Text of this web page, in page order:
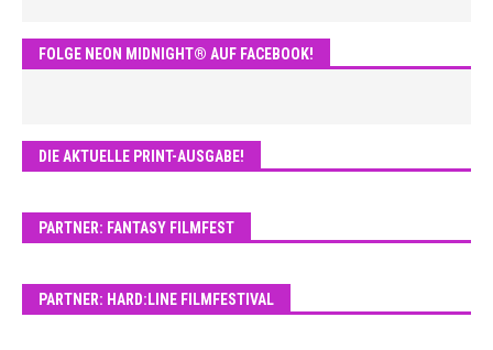
FOLGE NEON MIDNIGHT® AUF FACEBOOK!
DIE AKTUELLE PRINT-AUSGABE!
PARTNER: FANTASY FILMFEST
PARTNER: HARD:LINE FILMFESTIVAL